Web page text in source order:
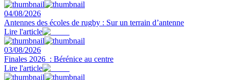
04/08/2026
Antennes des écoles de rugby : Sur un terrain d’antenne
Lire l'article
03/08/2026
Finales 2026 : Bérénice au centre
Lire l'article